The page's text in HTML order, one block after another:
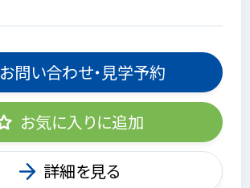
お問い合わせ・見学予約
お気に入りに追加
詳細を見る